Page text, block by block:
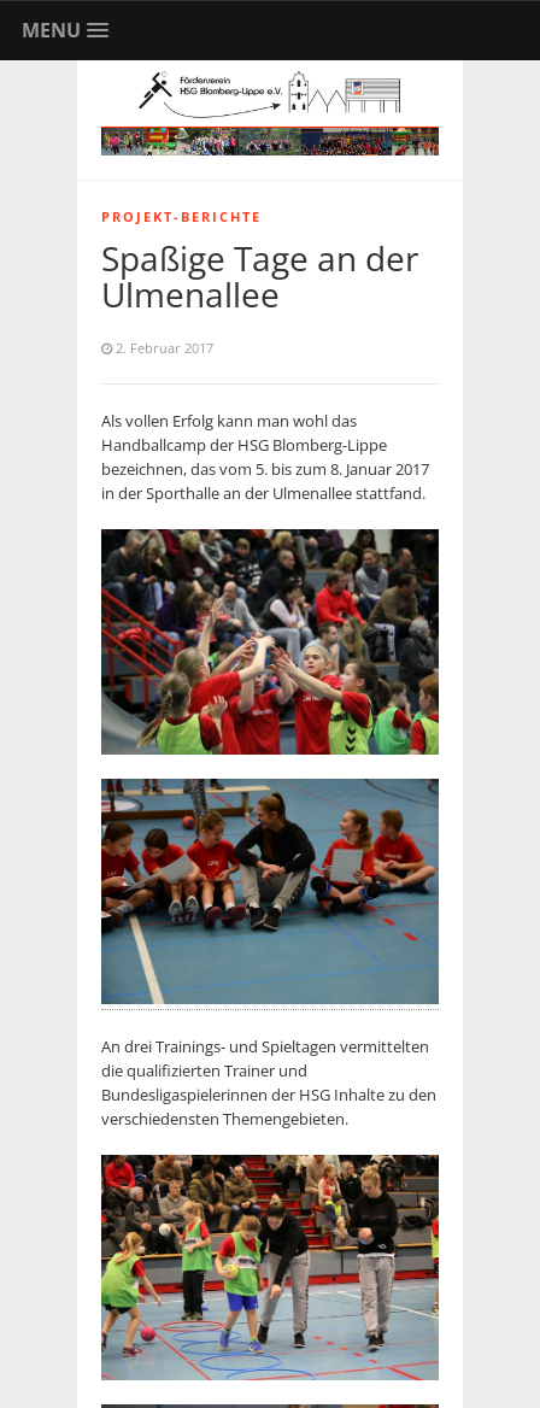
MENU
PROJEKT-BERICHTE
Spaßige Tage an der
Ulmenallee
2. Februar 2017
Als vollen Erfolg kann man wohl das
Handballcamp der HSG Blomberg-Lippe
bezeichnen, das vom 5. bis zum 8. Januar 2017
in der Sporthalle an der Ulmenallee stattfand.
An drei Trainings- und Spieltagen vermittelten
die qualifizierten Trainer und
Bundesligaspielerinnen der HSG Inhalte zu den
verschiedensten Themengebieten.